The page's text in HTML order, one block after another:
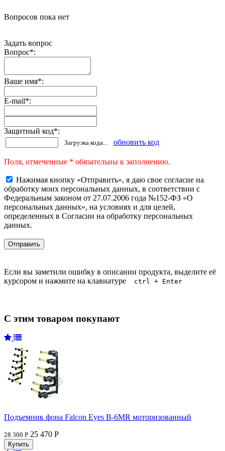
Вопросов пока нет
Задать вопрос
Вопрос*:
Ваше имя*:
E-mail*:
Защитный код*:
Загрузка кода... обновить код
Поля, отмеченные * обязательны к заполнению.
Нажимая кнопку «Отправить», я даю свое согласие на
обработку моих персональных данных, в соответствии с
Федеральным законом от 27.07.2006 года №152-ФЗ «О
персональных данных», на условиях и для целей,
определенных в Согласии на обработку персональных
данных.
Если вы заметили ошибку в описании продукта, выделите её
курсором и нажмите на клавиатуре
ctrl + Enter
С этим товаром покупают
Подъемник фона Falcon Eyes B-6MR моторизованный
28 300 Р 25 470 Р